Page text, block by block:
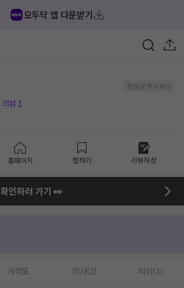
모두닥 앱 다운받기
정보공개 미동의
리뷰 1
홈페이지 찜하기 리뷰작성
확인하러 가기 👀
가격표 의사(2) 리뷰(1)